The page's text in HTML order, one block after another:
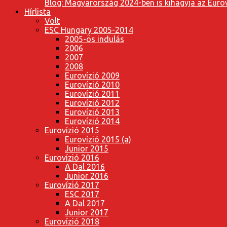
Blog: Magyarország 2024-ben is kihagyja az
Hírlista
Volt
ESC Hungary 2005-2014
2005-ös indulás
2006
2007
2008
Eurovízió 2009
Eurovízió 2010
Eurovízió 2011
Eurovízió 2012
Eurovízió 2013
Eurovízió 2014
Eurovízió 2015
Eurovízió 2015 (a)
Junior 2015
Eurovízió 2016
A Dal 2016
Junior 2016
Eurovízió 2017
ESC 2017
A Dal 2017
Junior 2017
Eurovízió 2018